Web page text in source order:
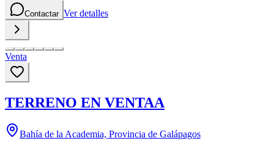
Contactar Ver detalles
Venta
TERRENO EN VENTAA
Bahía de la Academia, Provincia de Galápagos